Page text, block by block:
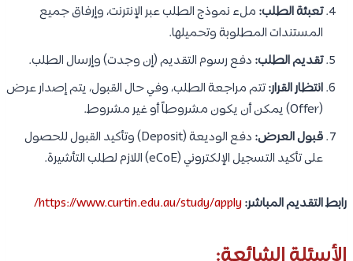
تعبئة الطلب: ملء نموذج الطلب عبر الإنترنت، وإرفاق جميع
المستندات المطلوبة وتحميلها.
تقديم الطلب: دفع رسوم التقديم (إن وجدت) وإرسال الطلب.
انتظار القرار:تتم مراجعة الطلب، وفي حال القبول، يتم إصدار عرض
(Offer) يمكن أن يكون مشروطاً أو غير مشروط.
قبول العرض:
دفع الوديعة (Deposit) وتأكيد القبول للحصول
على تأكيد التسجيل الإلكتروني (eCoE) اللازم لطلب التأشيرة.
رابط التقديم المباشر:https://www.curtin.edu.au/study/apply/